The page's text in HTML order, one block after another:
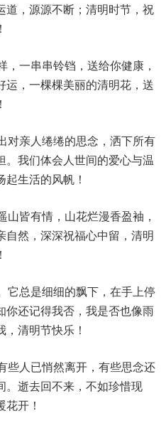
道，源源不断；清明时节，祝
一串串铃铛，送给你健康，
，一棵棵美丽的清明花，送
对亲人绻绻的思念，洒下所有
。我们体会人世间的爱心与温
生活的风帆！
皆有情，山花烂漫香盈袖，
然，深深祝福心中留，清明
它总是细细的飘下，在手上停
你还记得我否，我是否也像雨
清明节快乐！
些人已悄然离开，有些思念还
。逝去回不来，不如珍惜现
开！